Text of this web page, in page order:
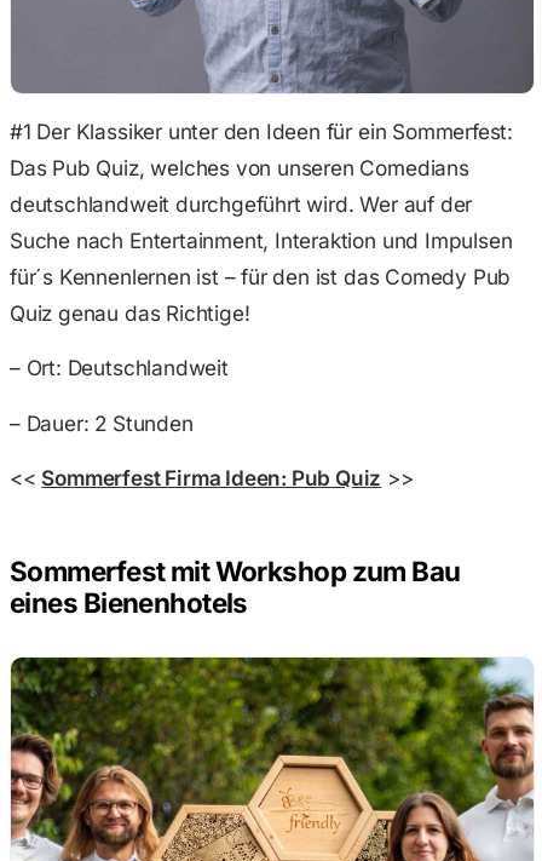
#1 Der Klassiker unter den Ideen für ein Sommerfest:
Das Pub Quiz, welches von unseren Comedians
deutschlandweit durchgeführt wird. Wer auf der
Suche nach Entertainment, Interaktion und Impulsen
für´s Kennenlernen ist – für den ist das Comedy Pub
Quiz genau das Richtige!
– Ort: Deutschlandweit
– Dauer: 2 Stunden
<< Sommerfest Firma Ideen: Pub Quiz >>
Sommerfest mit Workshop zum Bau
eines Bienenhotels